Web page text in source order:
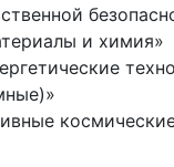
и химия»